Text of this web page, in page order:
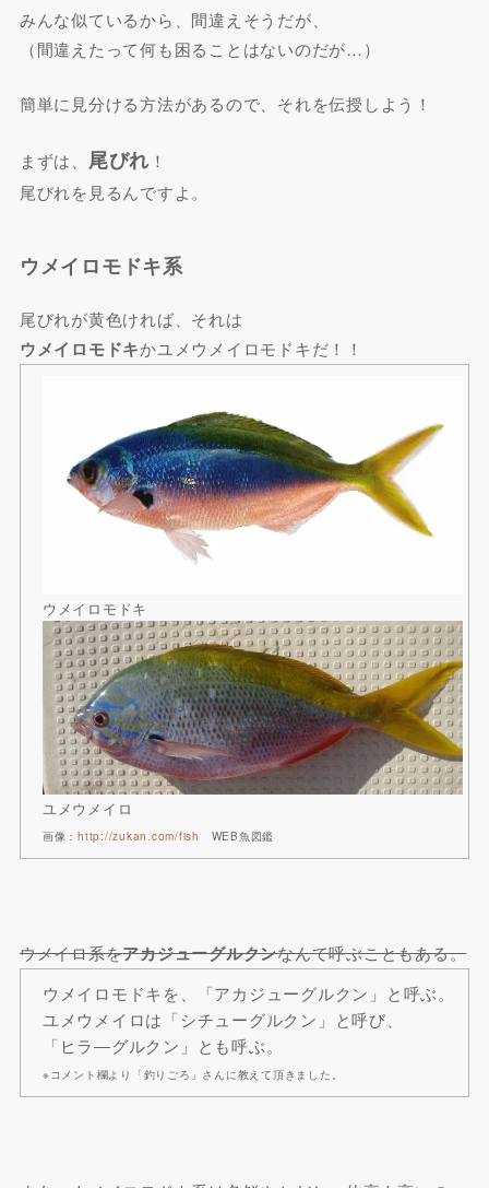
みんな似ているから、間違えそうだが、
（間違えたって何も困ることはないのだが…）
簡単に見分ける方法があるので、それを伝授しよう！
まずは、 尾びれ ！
尾びれを見るんですよ。
ウメイロモドキ系
尾びれが黄色ければ、それは
ウメイロモドキかユメウメイロモドキだ！！
ウメイロモドキ
ユメウメイロ
画像：http://zukan.com/fish WEB魚図鑑
ウメイロ系をアカジューグルクンなんて呼ぶこともある。
ウメイロモドキを、「アカジューグルクン」と呼ぶ。
ユメウメイロは「シチューグルクン」と呼び、
「ヒラ―グルクン」とも呼ぶ。
※コメント欄より「釣りごろ」さんに教えて頂きました。